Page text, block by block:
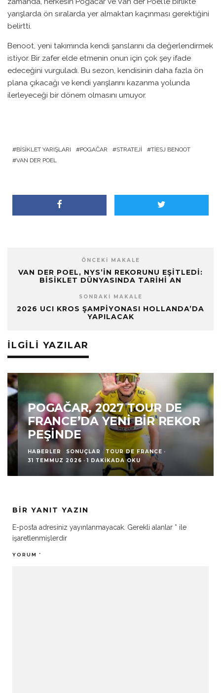
yarışlarda ön sıralarda yer almaktan kaçınması gerektiğini
belirtti.
Benoot, yeni takımında kendi şanslarını da değerlendirmek
istiyor. Bir zafer elde etmenin onun için çok şey ifade
edeceğini vurguladı. Bu sezon, kendisinin daha fazla ön
plana çıkacağı ve kendi yarışlarını kazanma yolunda
ilerleyeceği bir dönem olmasını umuyor.
BISIKLET YARIŞLARI POGAČAR STRATEJI
TIESJ BENOOT
VAN DER POEL
ÖNCEKI MAKALE
VAN DER POEL, NYS’IN REKORUNU EŞITLEDI:
BISIKLET DÜNYASINDA TARIHI AN
SONRAKI MAKALE
2026 UCI KROS ŞAMPIYONASI HOLLANDA’DA
YAPILACAK
İLGILI YAZILAR
POGAČAR, 2027 TOUR DE
FRANCE’DA YENI BIR REKOR
PEŞINDE
HABERLER SONUÇLAR TOUR DE FRANCE ·
31 TEMMUZ 2026 · 1 DAKIKADA OKU
BIR YANIT YAZIN
E-posta adresiniz yayınlanmayacak. Gerekli alanlar * ile
işaretlenmişlerdir
YORUM *